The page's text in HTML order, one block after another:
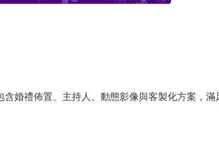
婚禮佈置、主持人、動態影像與客製化方案，